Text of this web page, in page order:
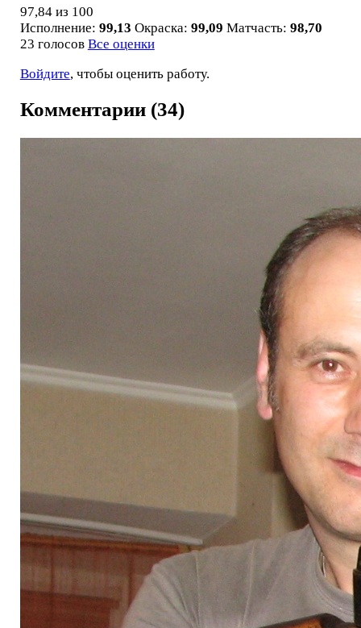
97,84 из 100
Исполнение: 99,13 Окраска: 99,09 Матчасть: 98,70
23 голосов Все оценки
Войдите, чтобы оценить работу.
Комментарии (34)